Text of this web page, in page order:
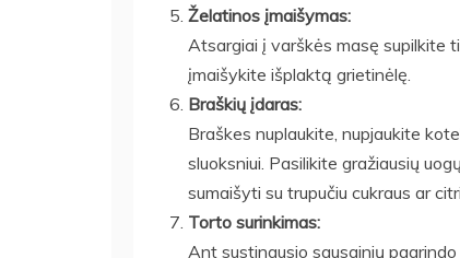
Želatinos įmaišymas:
Atsargiai į varškės masę supilkite
įmaišykite išplaktą grietinėlę.
Braškių įdaras:
Braškes nuplaukite, nupjaukite
sluoksniui. Pasilikite gražiausių
sumaišyti su trupučiu cukraus ar
Torto surinkimas:
Ant sustingusio sausainių